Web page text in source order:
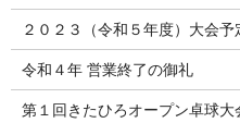
２０２３（令和５年度）大会
令和４年 営業終了の御礼
第１回きたひろオープン卓球